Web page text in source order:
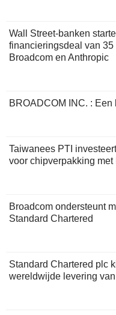
Wall Street-banken
financieringsdeal van
Broadcom en Anthropic
BROADCOM INC. :
Taiwanees PTI
voor chipverpakking met
Broadcom ondersteunt
Standard Chartered
Standard Chartered plc
wereldwijde levering